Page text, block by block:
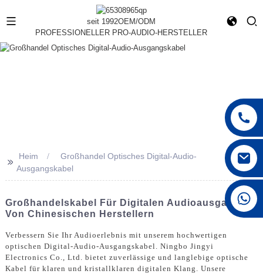
seit 1992OEM/ODM
PROFESSIONELLER PRO-AUDIO-HERSTELLER
>>
Heim
Großhandel Optisches Digital-Audio-
Ausgangskabel
Großhandelskabel Für Digitalen Audioausgang
Von Chinesischen Herstellern
Verbessern Sie Ihr Audioerlebnis mit unserem hochwertigen
optischen Digital-Audio-Ausgangskabel. Ningbo Jingyi
Electronics Co., Ltd. bietet zuverlässige und langlebige optische
Kabel für klaren und kristallklaren digitalen Klang. Unsere